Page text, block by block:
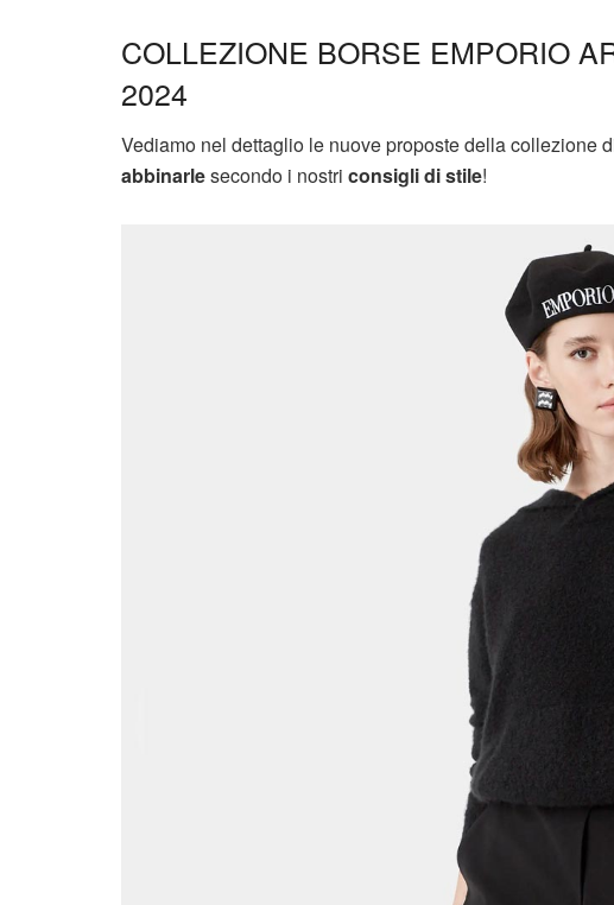
COLLEZIONE BORSE EMPORIO
2024
Vediamo nel dettaglio le nuove proposte della collezione
abbinarlesecondo i nostri consigli di stile!